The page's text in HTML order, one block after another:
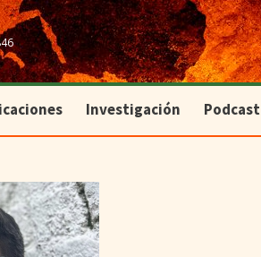
Investigación Podcast
Investigación Podcast